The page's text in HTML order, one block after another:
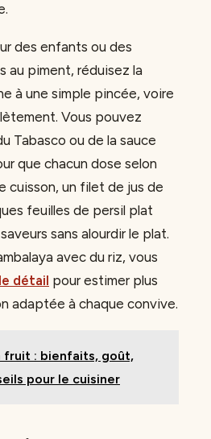
des enfants ou des
au piment, réduisez la
à une simple pincée, voire
Vous pouvez
Tabasco ou de la sauce
que chacun dose selon
cuisson, un filet de jus de
feuilles de persil plat
sans alourdir le plat.
avec du riz, vous
détail pour estimer plus
adaptée à chaque convive.
fruit : bienfaits, goût,
pour le cuisiner